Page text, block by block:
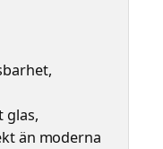
glas,
än moderna